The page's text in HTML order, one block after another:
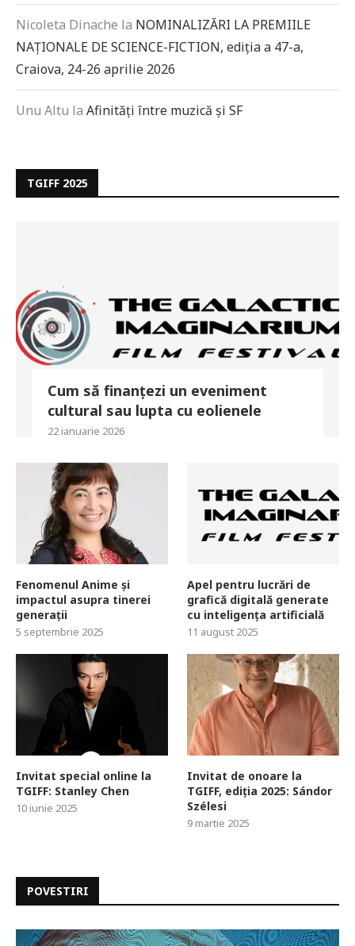
Nicoleta Dinache la NOMINALIZĂRI LA PREMIILE
NAȚIONALE DE SCIENCE-FICTION, ediția a 47-a,
Craiova, 24-26 aprilie 2026
Unu Altu la Afinități între muzică și SF
TGIFF 2025
Cum să finanțezi un eveniment
cultural sau lupta cu eolienele
22 ianuarie 2026
Fenomenul Anime și
impactul asupra tinerei
generații
5 septembrie 2025
Apel pentru lucrări de
grafică digitală generate
cu inteligența artificială
11 august 2025
Invitat special online la
TGIFF: Stanley Chen
10 iunie 2025
Invitat de onoare la
TGIFF, ediția 2025: Sándor
Szélesi
9 martie 2025
POVESTIRI